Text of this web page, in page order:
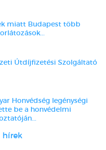
miatt Budapest több
Útdíjfizetési Szolgáltató
Honvédség legénységi
be a honvédelmi
hírek